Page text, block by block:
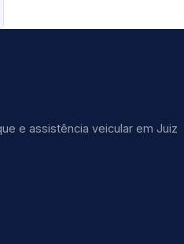
e assistência veicular em Juiz